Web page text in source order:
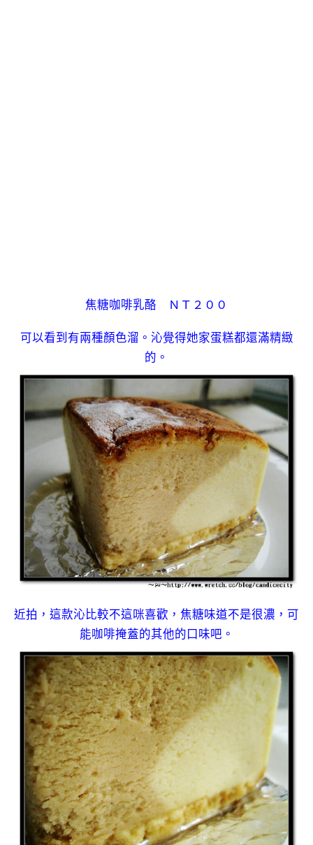
焦糖咖啡乳酪 ＮＴ２００
可以看到有兩種顏色溜。沁覺得她家蛋糕都還滿精緻
的。
近拍，這款沁比較不這咪喜歡，焦糖味道不是很濃，可
能咖啡掩蓋的其他的口味吧。